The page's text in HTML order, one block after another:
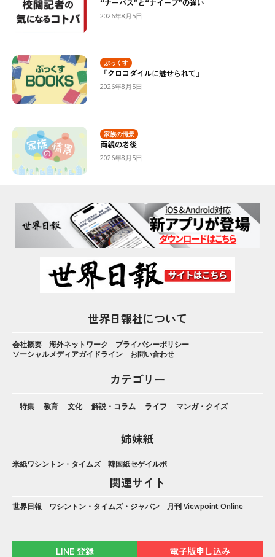
2026年8月5日
ぶっくす
『クロコダイルに魅せられて』
2026年8月5日
家族の情景
両親の老後
2026年8月5日
世界日報社について
会社概要 海外ネットワーク
プライバシーポリシー
ソーシャルメディアガイドライン
お問い合わせ
カテゴリー
特集 教育 文化 解説・コラム ライフ マンガ・クイズ
姉妹紙
米紙ワシントン・タイムズ 韓国紙セゲイルボ
関連サイト
世界日報 ワシントン・タイムズ・ジャパン 月刊 Viewpoint Online
LINE 登録 電子版申し込み